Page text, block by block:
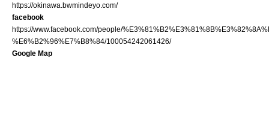
https://okinawa.bwmindeyo.com/
facebook
https://www.facebook.com/people/
%E6%B2%96%E7%B8%84/100054242061426/
Google Map